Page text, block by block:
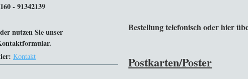
Bestellung telefonisch oder hier
Postkarten/Poster
- 91342139
nutzen Sie unser
Kontakt